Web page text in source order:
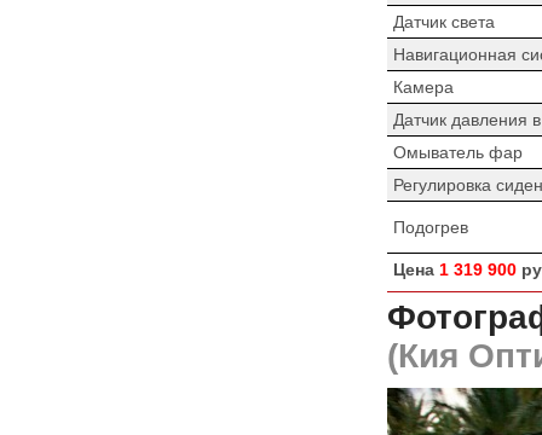
Датчик света
Навигационная
Камера
Датчик давления
Омыватель фар
Регулировка
Подогрев
Цена 1 319 900
(Кия